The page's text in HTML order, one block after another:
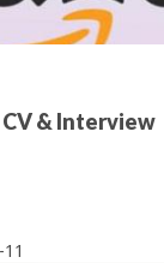
& Interview